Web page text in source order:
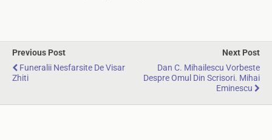
Previous Post
Funeralii Nesfarsite De Visar
Zhiti
Next Post
Dan C. Mihailescu Vorbeste
Despre Omul Din Scrisori. Mihai
Eminescu